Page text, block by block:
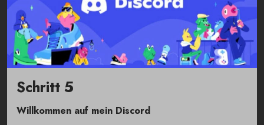
Schritt 5
Willkommen auf mein Discord